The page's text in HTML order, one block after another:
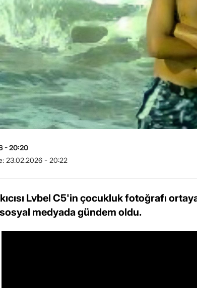
- 20:20
23.02.2026 - 20:22
Lvbel C5'in çocukluk fotoğrafı
medyada gündem oldu.